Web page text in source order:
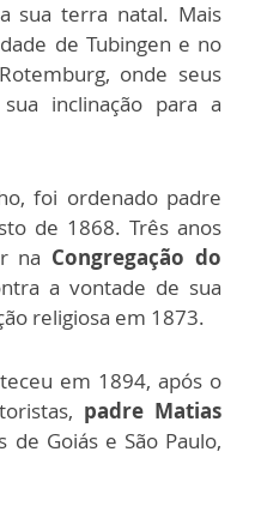
sua terra natal. Mais
de Tubingen e no
onde seus
inclinação para a
foi ordenado padre
de 1868. Três anos
na Congregação do
a vontade de sua
religiosa em 1873.
em 1894, após o
padre Matias
de Goiás e São Paulo,